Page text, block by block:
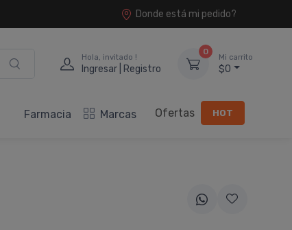
Donde está mi pedido?
Hola, invitado !
Ingresar | Registro
0
Mi carrito
$0
Farmacia Marcas Ofertas HOT